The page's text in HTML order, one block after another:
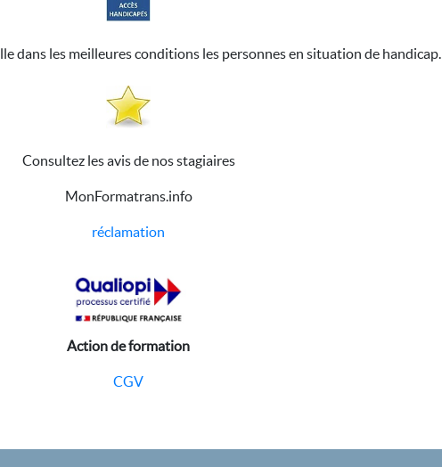
dans les meilleures conditions les personnes en situation de handicap.
Consultez les avis de nos stagiaires
MonFormatrans.info
réclamation
Action de formation
CGV